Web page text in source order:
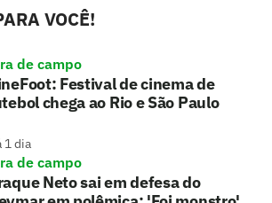
VOCÊ!
de campo
Festival de cinema de
chega ao Rio e São Paulo
1 dia
de campo
Neto sai em defesa do